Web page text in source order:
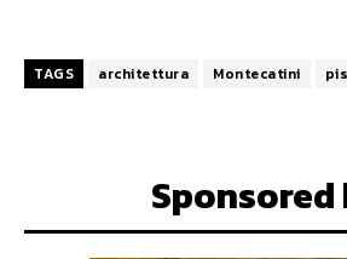
TAGS architettura Montecatini
Sponsored